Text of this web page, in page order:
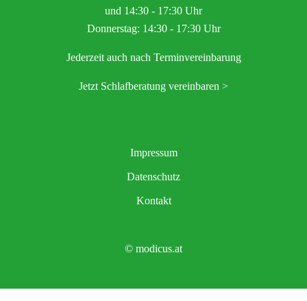
und 14:30 - 17:30 Uhr
Donnerstag: 14:30 - 17:30 Uhr
Jederzeit auch nach Terminvereinbarung
Jetzt Schlafberatung vereinbaren >
Impressum
Datenschutz
Kontakt
© modicus.at